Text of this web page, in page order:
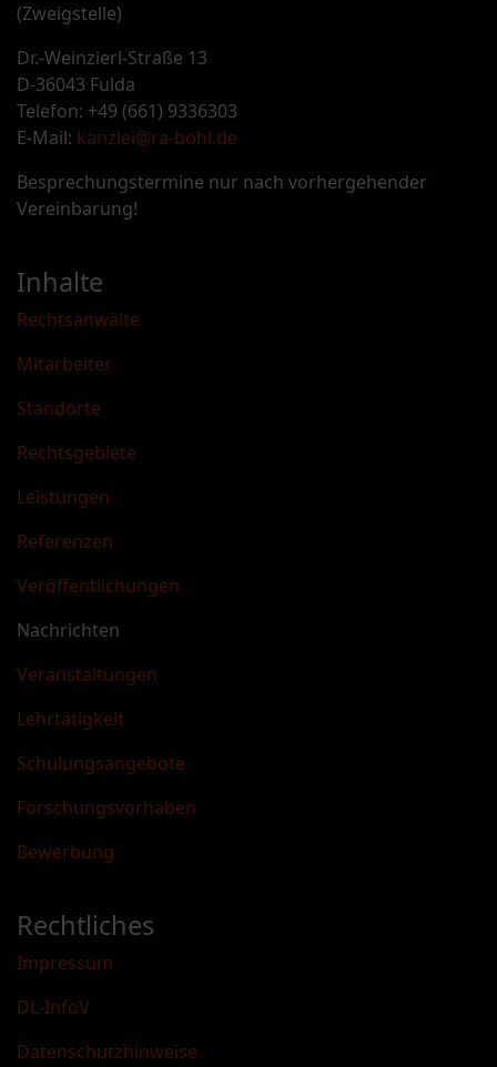
(Zweigstelle)
Dr.-Weinzierl-Straße 13
D-36043 Fulda
Telefon: +49 (661) 9336303
E-Mail: kanzlei@ra-bohl.de
Besprechungstermine nur nach vorhergehender
Vereinbarung!
Inhalte
Rechtsanwälte
Mitarbeiter
Standorte
Rechtsgebiete
Leistungen
Referenzen
Veröffentlichungen
Nachrichten
Veranstaltungen
Lehrtätigkeit
Schulungsangebote
Forschungsvorhaben
Bewerbung
Rechtliches
Impressum
DL-InfoV
Datenschutzhinweise